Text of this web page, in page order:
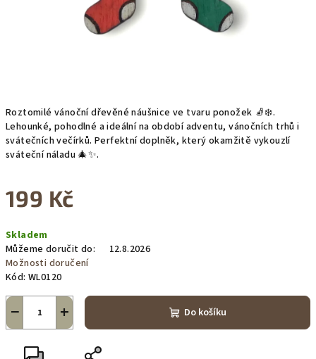
Roztomilé vánoční dřevěné náušnice ve tvaru ponožek 🧦❄️.
Lehounké, pohodlné a ideální na období adventu, vánočních trhů i
svátečních večírků. Perfektní doplněk, který okamžitě vykouzlí
sváteční náladu 🎄✨.
199 Kč
cena:
Skladem
Můžeme doručit do:
12.8.2026
Možnosti doručení
Kód: WL0120
+
− Do košíku